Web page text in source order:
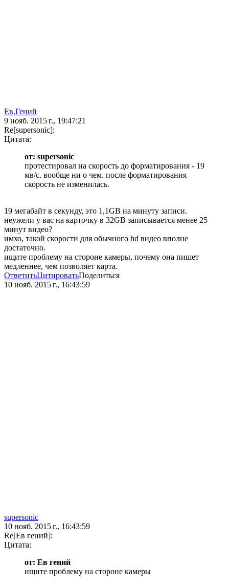
Ев.Гений
9 нояб. 2015 г., 19:47:21
Re[supersonic]:
Цитата:
от: supersonic
протестировал на скорость до форматирования - 19
мв/с. вообще ни о чем. после форматирования
скорость не изменилась.
19 мегабайт в секунду, это 1,1GB на минуту записи.
неужели у вас на карточку в 32GB записывается менее 25
минут видео?
имхо, такой скорости для обычного hd видео вполне
достаточно.
ищите проблему на стороне камеры, почему она пишет
медленнее, чем позволяет карта.
ОтветитьЦитироватьПоделиться
10 нояб. 2015 г., 16:43:59
supersonic
10 нояб. 2015 г., 16:43:59
Re[Ев гений]:
Цитата:
от: Ев гений
ищите проблему на стороне камеры